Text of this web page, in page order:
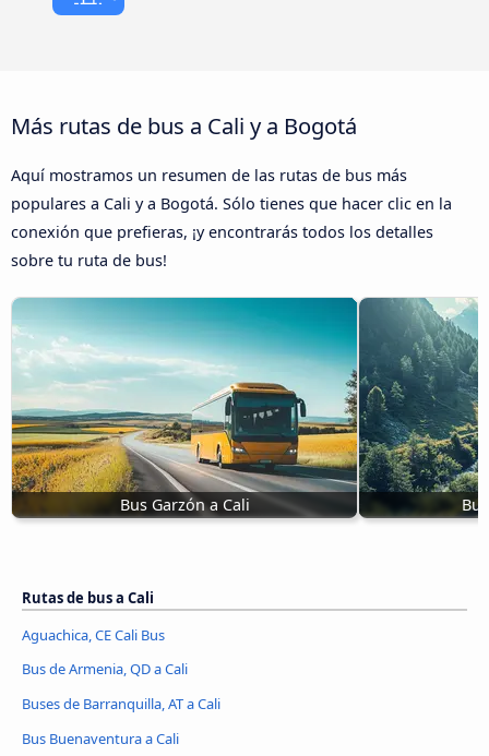
Más rutas de bus a Cali y a Bogotá
Aquí mostramos un resumen de las rutas de bus más
populares a Cali y a Bogotá. Sólo tienes que hacer clic en la
conexión que prefieras, ¡y encontrarás todos los detalles
sobre tu ruta de bus!
Bus Garzón a Cali
Rutas de bus a Cali
Aguachica, CE Cali Bus
Bus de Armenia, QD a Cali
Buses de Barranquilla, AT a Cali
Bus Buenaventura a Cali